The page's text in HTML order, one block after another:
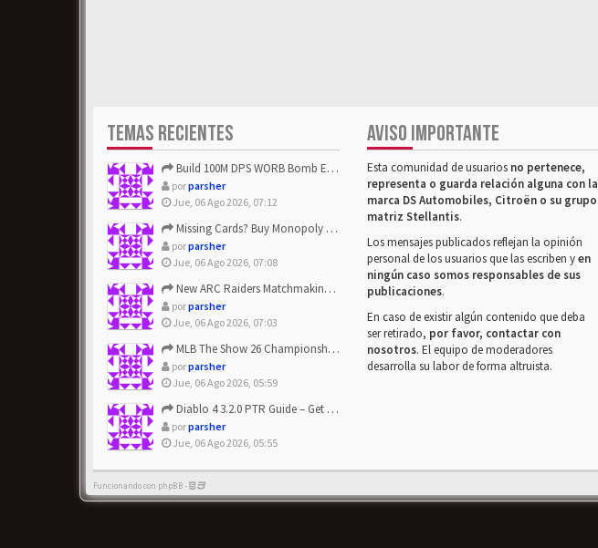
TEMAS RECIENTES
Build 100M DPS WORB Bomb Elementalist Fast - Grab POE Curren...
porparsher
Jue, 06 Ago 2026, 07:12
Missing Cards? Buy Monopoly Go Happy Harvest with Looney Tun...
porparsher
Jue, 06 Ago 2026, 07:08
New ARC Raiders Matchmaking Update: Stop Failed - Grab Bluep...
porparsher
Jue, 06 Ago 2026, 07:03
MLB The Show 26 Championship Series Update! Get Cheap & ...
porparsher
Jue, 06 Ago 2026, 05:59
Diablo 4 3.2.0 PTR Guide – Get 8% Off Items Quickly to Test ...
porparsher
Jue, 06 Ago 2026, 05:55
AVISO IMPORTANTE
Esta comunidad de usuarios no pertenece,
representa o guarda relación alguna con la
marca DS Automobiles, Citroën o su grupo
matriz Stellantis.
Los mensajes publicados reflejan la opinión
personal de los usuarios que las escriben yen
ningún caso somos responsables de sus
publicaciones.
En caso de existir algún contenido que deba
ser retirado, por favor, contactar con
nosotros. El equipo de moderadores
desarrolla su labor de forma altruista.
Funcionando con phpBB -